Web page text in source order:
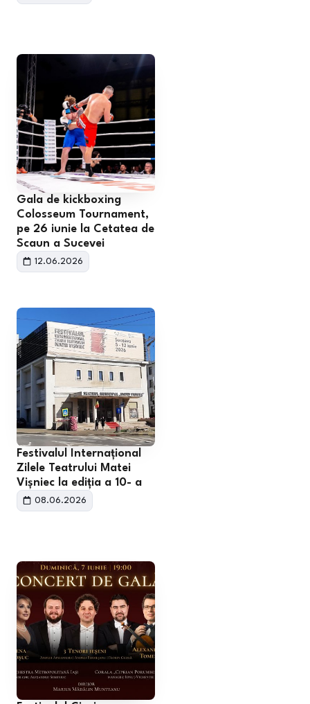
Gala de kickboxing
Colosseum Tournament,
pe 26 iunie la Cetatea de
Scaun a Sucevei
12.06.2026
Festivalul Internațional
Zilele Teatrului Matei
Vișniec la ediția a 10- a
08.06.2026